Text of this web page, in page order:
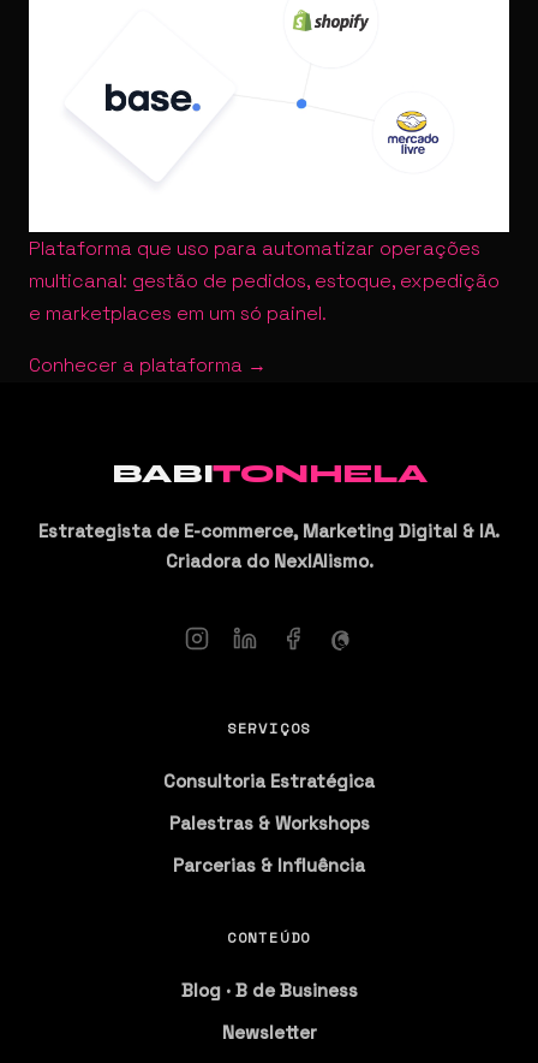
Plataforma que uso para automatizar operações
multicanal: gestão de pedidos, estoque, expedição
e marketplaces em um só painel.
Conhecer a plataforma →
BABITONHELA
Estrategista de E-commerce, Marketing Digital & IA.
Criadora do NexIAlismo.
SERVIÇOS
Consultoria Estratégica
Palestras & Workshops
Parcerias & Influência
CONTEÚDO
Blog · B de Business
Newsletter